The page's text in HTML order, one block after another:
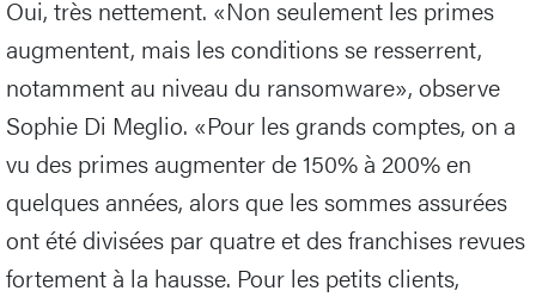
Oui, très nettement. «Non seulement les primes
augmentent, mais les conditions se resserrent,
notamment au niveau du ransomware», observe
Sophie Di Meglio. «Pour les grands comptes, on a
vu des primes augmenter de 150% à 200% en
quelques années, alors que les sommes assurées
ont été divisées par quatre et des franchises revues
fortement à la hausse. Pour les petits clients,